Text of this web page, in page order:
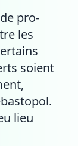
pro-
les
soient
lieu